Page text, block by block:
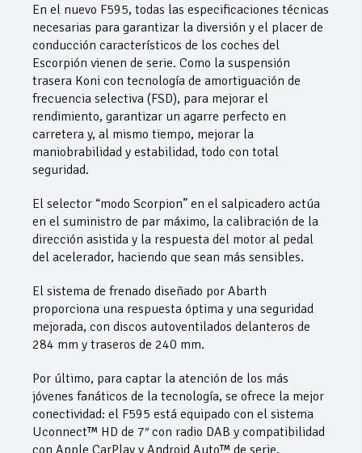
En el nuevo F595, todas las especificaciones técnicas
necesarias para garantizar la diversión y el placer de
conducción característicos de los coches del
Escorpión vienen de serie. Como la suspensión
trasera Koni con tecnología de amortiguación de
frecuencia selectiva (FSD), para mejorar el
rendimiento, garantizar un agarre perfecto en
carretera y, al mismo tiempo, mejorar la
maniobrabilidad y estabilidad, todo con total
seguridad.
El selector “modo Scorpion” en el salpicadero actúa
en el suministro de par máximo, la calibración de la
dirección asistida y la respuesta del motor al pedal
del acelerador, haciendo que sean más sensibles.
El sistema de frenado diseñado por Abarth
proporciona una respuesta óptima y una seguridad
mejorada, con discos autoventilados delanteros de
284 mm y traseros de 240 mm.
Por último, para captar la atención de los más
jóvenes fanáticos de la tecnología, se ofrece la mejor
conectividad: el F595 está equipado con el sistema
Uconnect™ HD de 7″ con radio DAB y compatibilidad
con Apple CarPlay y Android Auto™ de serie.